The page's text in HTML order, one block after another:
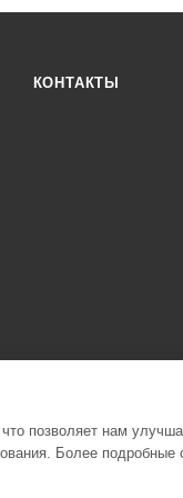
КОНТАКТЫ
оператора в
позволяет нам
Более подробные